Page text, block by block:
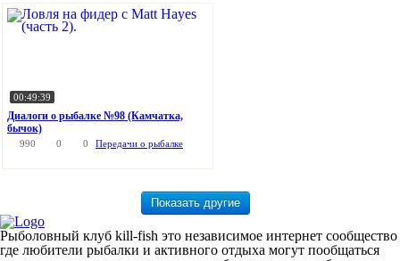
00:49:39
Диалоги о рыбалке №98 (Камчатка,
бычок)
990 0 0 Передачи о рыбалке
Рыболовный клуб kill-fish это независимое интернет сообщество
где любители рыбалки и активного отдыха могут пообщаться